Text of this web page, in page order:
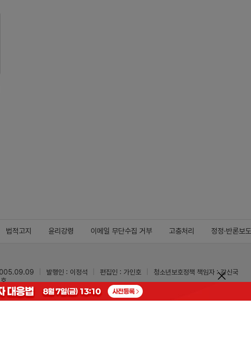
법적고지 윤리강령 이메일 무단수집 거부 고충처리 정정·반론보도
발행인 : 이정석 편집인 : 가인호
청소년보호정책 책임자 : 강신국